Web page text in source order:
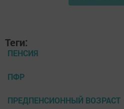
Теги:
ПЕНСИЯ
ПФР
ПРЕДПЕНСИОННЫЙ ВОЗРАСТ